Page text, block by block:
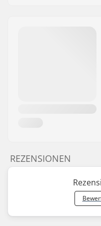
REZENSIONEN